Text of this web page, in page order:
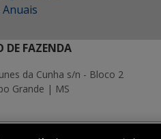
DE FAZENDA
da Cunha s/n - Bloco 2
Grande | MS